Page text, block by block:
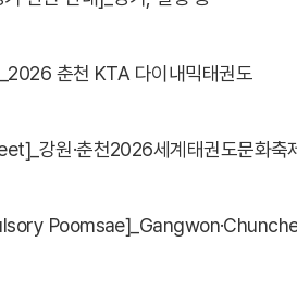
춘천 KTA 다이내믹태권도
강원·춘천2026세계태권도문화축